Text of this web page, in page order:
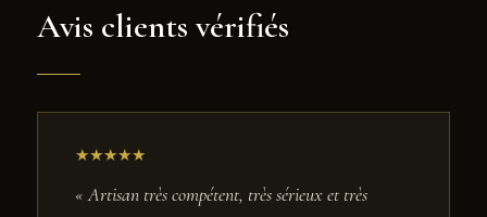
Avis clients vérifiés
★★★★★
« Artisan très compétent, très sérieux et très